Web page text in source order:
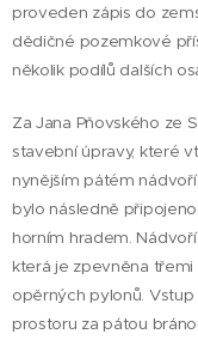
proveden zápis do
dědičné pozemkové
několik podílů dalších
Za Jana Pňovského ze
stavební úpravy, které
nynějším pátém
bylo následně
horním hradem.
která je zpevněna
opěrných pylonů.
prostoru za pátou